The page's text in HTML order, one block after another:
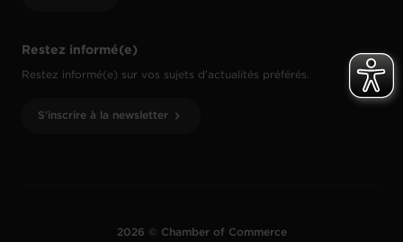
Restez informé(e)
Restez informé(e) sur vos sujets d’actualités préférés.
S'inscrire à la newsletter
2026 © Chamber of Commerce